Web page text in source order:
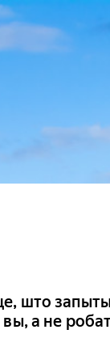
што запыты
вы, а не